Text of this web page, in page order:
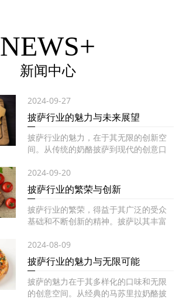
NEWS+
新闻中心
2024-09-27
披萨行业的魅力与未来展望
披萨行业的魅力，在于其无限的创新空
间。从传统的奶酪披萨到现代的创意口
2024-09-20
披萨行业的繁荣与创新
披萨行业的繁荣，得益于其广泛的受众
基础和不断创新的精神。披萨以其丰富
2024-08-09
披萨行业的魅力与无限可能
披萨的魅力在于其多样化的口味和无限
的创意空间。从经典的马苏里拉奶酪披